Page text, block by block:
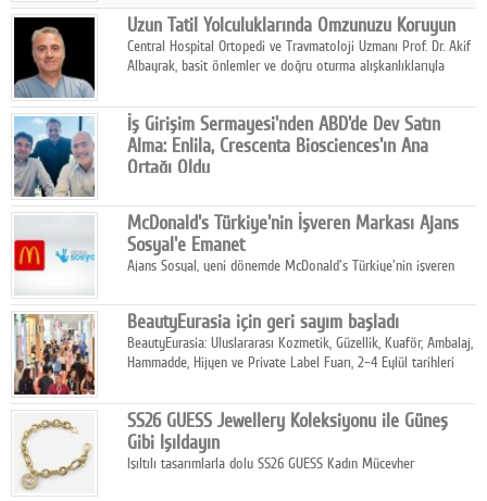
Uzun Tatil Yolculuklarında Omzunuzu Koruyun
Central Hospital Ortopedi ve Travmatoloji Uzmanı Prof. Dr. Akif
Albayrak, basit önlemler ve doğru oturma alışkanlıklarıyla
İş Girişim Sermayesi'nden ABD'de Dev Satın
Alma: Enlila, Crescenta Biosciences'ın Ana
Ortağı Oldu
stratejisini uluslararası ölçeğe taşıyan satın alma hamlesini
tamamladı.
McDonald's Türkiye'nin İşveren Markası Ajans
Sosyal'e Emanet
Ajans Sosyal, yeni dönemde McDonald's Türkiye'nin işveren
BeautyEurasia için geri sayım başladı
BeautyEurasia: Uluslararası Kozmetik, Güzellik, Kuaför, Ambalaj,
Hammadde, Hijyen ve Private Label Fuarı, 2–4 Eylül tarihleri
SS26 GUESS Jewellery Koleksiyonu ile Güneş
Gibi Işıldayın
Işıltılı tasarımlarla dolu SS26 GUESS Kadın Mücevher